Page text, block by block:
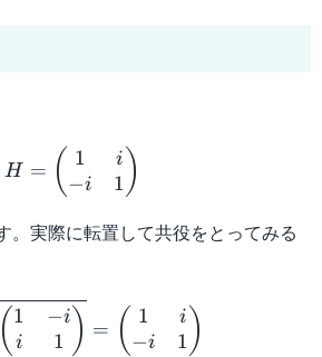
H =
H = ( 1
−i
i
1 )
。実際に転置して共役をとってみる
H^* =
( 1
i
−i
1 ) = ( 1
−i
i
1 )